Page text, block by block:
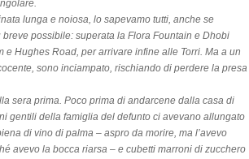
lunga e noiosa, lo sapevamo tutti, anche se
possibile: superata la Flora Fountain e Dhobi
e Hughes Road, per arrivare infine alle Torri. Ma a un
sono inciampato, rischiando di perdere la presa
sera prima. Poco prima di andarcene dalla casa di
gentili della famiglia del defunto ci avevano allungato
di vino di palma – aspro da morire, ma l’avevo
avevo la bocca riarsa – e cubetti marroni di zucchero